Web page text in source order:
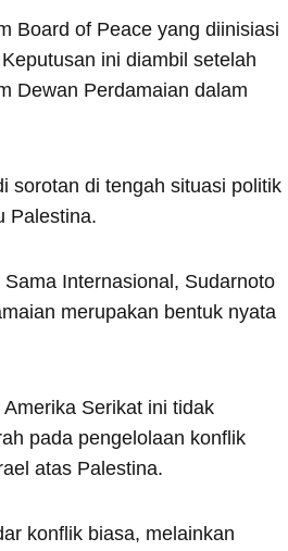
Board of Peace yang diinisiasi
ini diambil setelah
Dewan Perdamaian dalam
sorotan di tengah situasi politik
Palestina.
Internasional, Sudarnoto
merupakan bentuk nyata
Serikat ini tidak
pada pengelolaan konflik
atas Palestina.
konflik biasa, melainkan